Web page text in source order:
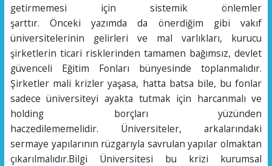
getirmemesi için sistemik önlemler
şarttır. Önceki yazımda da önerdiğim gibi vakıf
üniversitelerinin gelirleri ve mal varlıkları, kurucu
şirketlerin ticari risklerinden tamamen bağımsız, devlet
güvenceli Eğitim Fonları bünyesinde toplanmalıdır.
Şirketler mali krizler yaşasa, hatta batsa bile, bu fonlar
sadece üniversiteyi ayakta tutmak için harcanmalı ve
holding borçları yüzünden
haczedilememelidir. Üniversiteler, arkalarındaki
sermaye yapılarının rüzgarıyla savrulan yapılar olmaktan
çıkarılmalıdır.Bilgi Üniversitesi bu krizi kurumsal